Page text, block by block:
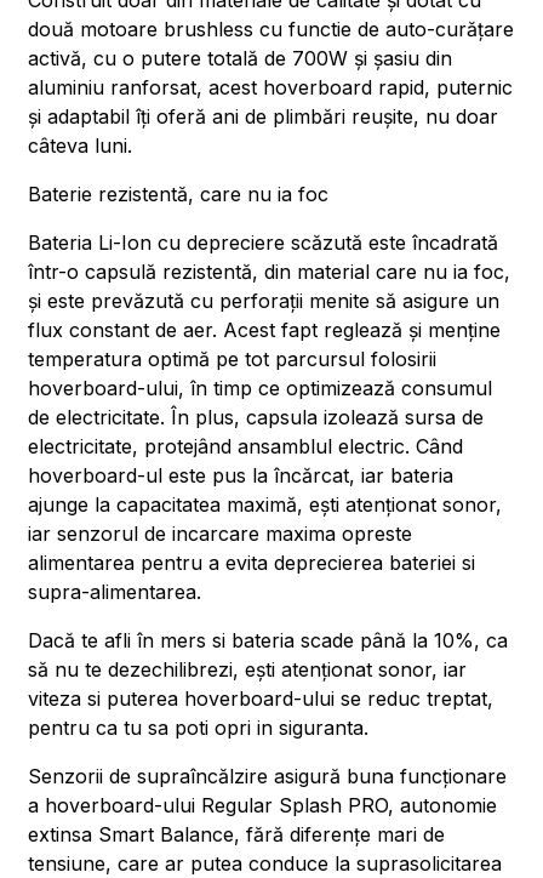
două motoare brushless cu functie de auto-curățare
activă, cu o putere totală de 700W și șasiu din
aluminiu ranforsat, acest hoverboard rapid, puternic
și adaptabil îți oferă ani de plimbări reușite, nu doar
câteva luni.
Baterie rezistentă, care nu ia foc
Bateria Li-Ion cu depreciere scăzută este încadrată
într-o capsulă rezistentă, din material care nu ia foc,
și este prevăzută cu perforații menite să asigure un
flux constant de aer. Acest fapt reglează și menține
temperatura optimă pe tot parcursul folosirii
hoverboard-ului, în timp ce optimizează consumul
de electricitate. În plus, capsula izolează sursa de
electricitate, protejând ansamblul electric. Când
hoverboard-ul este pus la încărcat, iar bateria
ajunge la capacitatea maximă, ești atenționat sonor,
iar senzorul de incarcare maxima opreste
alimentarea pentru a evita deprecierea bateriei si
supra-alimentarea.
Dacă te afli în mers si bateria scade până la 10%, ca
să nu te dezechilibrezi, ești atenționat sonor, iar
viteza si puterea hoverboard-ului se reduc treptat,
pentru ca tu sa poti opri in siguranta.
Senzorii de supraîncălzire asigură buna funcționare
a hoverboard-ului Regular Splash PRO, autonomie
extinsa Smart Balance, fără diferențe mari de
tensiune, care ar putea conduce la suprasolicitarea